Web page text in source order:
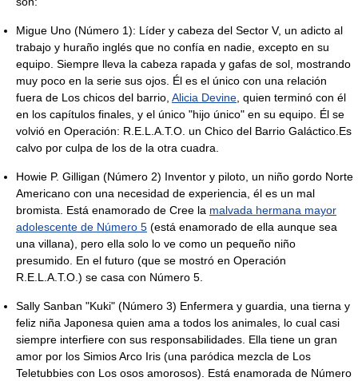
Migue Uno (Número 1): Líder y cabeza del Sector V, un adicto al
trabajo y huraño inglés que no confía en nadie, excepto en su
equipo. Siempre lleva la cabeza rapada y gafas de sol, mostrando
muy poco en la serie sus ojos. Él es el único con una relación
fuera de Los chicos del barrio, Alicia Devine, quien terminó con él
en los capítulos finales, y el único "hijo único" en su equipo. Él se
volvió en Operación: R.E.L.A.T.O. un Chico del Barrio Galáctico.Es
calvo por culpa de los de la otra cuadra.
Howie P. Gilligan (Número 2) Inventor y piloto, un niño gordo Norte
Americano con una necesidad de experiencia, él es un mal
bromista. Está enamorado de Cree la malvada hermana mayor
adolescente de Número 5 (está enamorado de ella aunque sea
una villana), pero ella solo lo ve como un pequeño niño
presumido. En el futuro (que se mostró en Operación
R.E.L.A.T.O.) se casa con Número 5.
Sally Sanban "Kuki" (Número 3) Enfermera y guardia, una tierna y
feliz niña Japonesa quien ama a todos los animales, lo cual casi
siempre interfiere con sus responsabilidades. Ella tiene un gran
amor por los Simios Arco Iris (una paródica mezcla de Los
Teletubbies con Los osos amorosos). Está enamorada de Número